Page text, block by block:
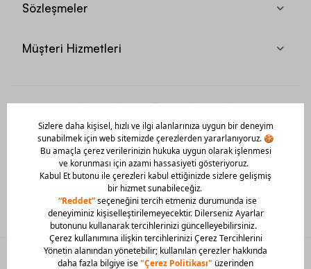
Sözleşmeler
Müşteri Hizmetleri
Mobil Uygulamamızı Hemen İndir!